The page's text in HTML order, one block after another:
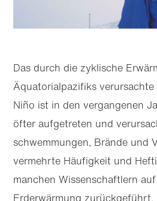
Das durch die zyklische
Äquatorialpazifiks
Niño ist in den vergangenen
öfter aufgetreten und
schwem­mungen, Brände und
vermehrte Häufigkeit und
manchen Wissenschaftlern